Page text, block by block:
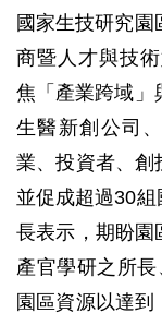
國家生技研究
商暨人才與技
焦「產業跨域」
生醫新創公司
業、投資者、創
並促成超過30
長表示，期盼園
產官學研之所
園區資源以達